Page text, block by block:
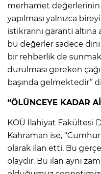
merhamet değerlerinin
yapılması yalnızca
istikrarını garanti altına
bu değerler sadece
bir rehberlik de
durulması gereken
başında gelmektedir”
“ÖLÜNCEYE KADAR
KOÜ İlahiyat Fakültesi
Kahraman ise,
olarak ilan etti. Bu
olaydır. Bu ilan aynı